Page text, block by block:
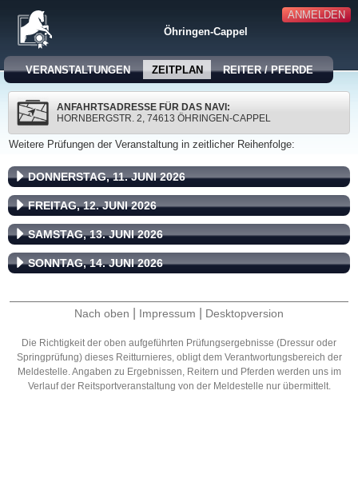
ANMELDEN
Öhringen-Cappel
VERANSTALTUNGEN ZEITPLAN REITER / PFERDE
ANFAHRTSADRESSE FÜR DAS NAVI:
HORNBERGSTR. 2, 74613 ÖHRINGEN-CAPPEL
Weitere Prüfungen der Veranstaltung in zeitlicher Reihenfolge:
DONNERSTAG, 11. JUNI 2026
FREITAG, 12. JUNI 2026
SAMSTAG, 13. JUNI 2026
SONNTAG, 14. JUNI 2026
Nach oben Impressum Desktopversion
Die Richtigkeit der oben aufgeführten Prüfungsergebnisse (Dressur oder
Springprüfung) dieses Reitturnieres, obligt dem Verantwortungsbereich der
Meldestelle. Angaben zu Ergebnissen, Reitern und Pferden werden uns im
Verlauf der Reitsportveranstaltung von der Meldestelle nur übermittelt.